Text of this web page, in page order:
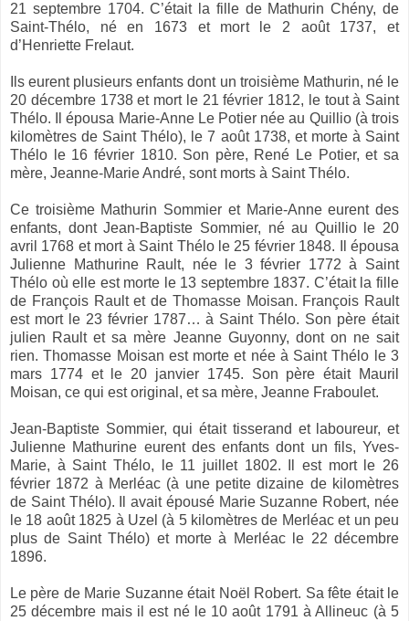
21 septembre 1704. C’était la fille de Mathurin Chény, de
Saint-Thélo, né en 1673 et mort le 2 août 1737, et
d’Henriette Frelaut.
Ils eurent plusieurs enfants dont un troisième Mathurin, né le
20 décembre 1738 et mort le 21 février 1812, le tout à Saint
Thélo. Il épousa Marie-Anne Le Potier née au Quillio (à trois
kilomètres de Saint Thélo), le 7 août 1738, et morte à Saint
Thélo le 16 février 1810. Son père, René Le Potier, et sa
mère, Jeanne-Marie André, sont morts à Saint Thélo.
Ce troisième Mathurin Sommier et Marie-Anne eurent des
enfants, dont Jean-Baptiste Sommier, né au Quillio le 20
avril 1768 et mort à Saint Thélo le 25 février 1848. Il épousa
Julienne Mathurine Rault, née le 3 février 1772 à Saint
Thélo où elle est morte le 13 septembre 1837. C’était la fille
de François Rault et de Thomasse Moisan. François Rault
est mort le 23 février 1787… à Saint Thélo. Son père était
julien Rault et sa mère Jeanne Guyonny, dont on ne sait
rien. Thomasse Moisan est morte et née à Saint Thélo le 3
mars 1774 et le 20 janvier 1745. Son père était Mauril
Moisan, ce qui est original, et sa mère, Jeanne Fraboulet.
Jean-Baptiste Sommier, qui était tisserand et laboureur, et
Julienne Mathurine eurent des enfants dont un fils, Yves-
Marie, à Saint Thélo, le 11 juillet 1802. Il est mort le 26
février 1872 à Merléac (à une petite dizaine de kilomètres
de Saint Thélo). Il avait épousé Marie Suzanne Robert, née
le 18 août 1825 à Uzel (à 5 kilomètres de Merléac et un peu
plus de Saint Thélo) et morte à Merléac le 22 décembre
1896.
Le père de Marie Suzanne était Noël Robert. Sa fête était le
25 décembre mais il est né le 10 août 1791 à Allineuc (à 5